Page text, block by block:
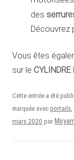
des
Découvrez
Vous êtes
sur le CYLINDRE
Cette entrée a été
marquée avec portails,
mars 2020 par